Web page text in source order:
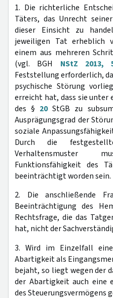
1. Die richterliche
Täters, das Unrecht
dieser Einsicht zu
jeweiligen Tat erheblich
einem aus mehreren
(vgl. BGH NStZ 2013,
Feststellung erforderlich,
psychische Störung
erreicht hat, dass sie unter
des § 20StGB zu
Ausprägungsgrad der
soziale
Durch die
Verhaltensmuster
Funktionsfähigkeit des
beeinträchtigt worden sein.
2. Die anschließende
Beeinträchtigung des
Rechtsfrage, die das
hat, nicht der
3. Wird im Einzelfall
Abartigkeit als
bejaht, so liegt wegen der
der Abartigkeit auch eine
des Steuerungsvermögens